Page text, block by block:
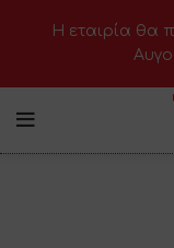
H εταιρία θα